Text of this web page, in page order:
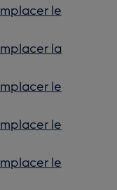
le
la
le
le
le